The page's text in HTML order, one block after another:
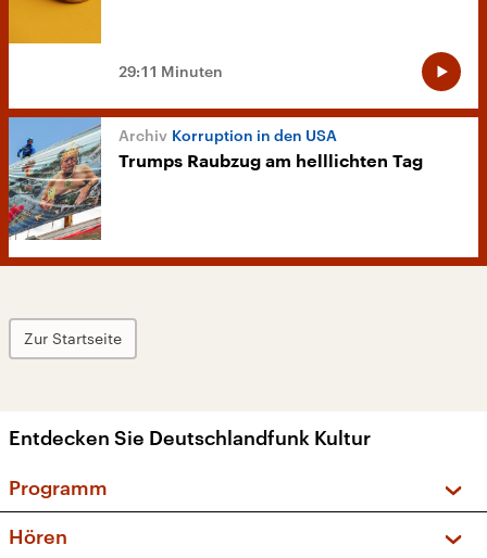
29:11 Minuten
Korruption in den USA
Trumps Raubzug am helllichten Tag
Zur Startseite
Entdecken Sie Deutschlandfunk Kultur
Programm
Hören